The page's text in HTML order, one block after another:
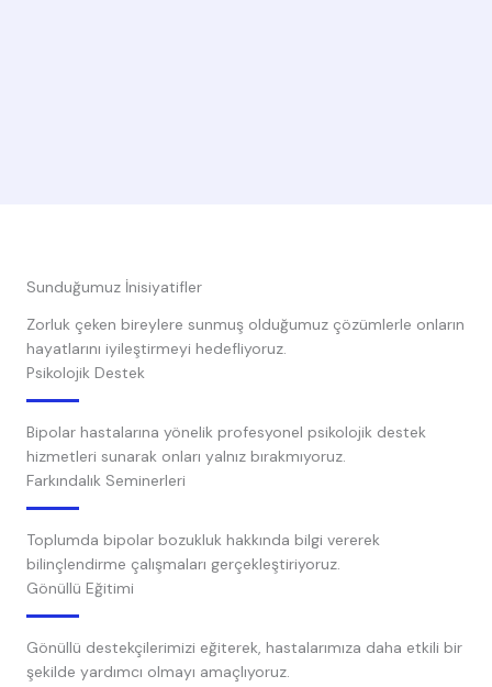
Sunduğumuz İnisiyatifler
Zorluk çeken bireylere sunmuş olduğumuz çözümlerle onların
hayatlarını iyileştirmeyi hedefliyoruz.
Psikolojik Destek
Bipolar hastalarına yönelik profesyonel psikolojik destek
hizmetleri sunarak onları yalnız bırakmıyoruz.
Farkındalık Seminerleri
Toplumda bipolar bozukluk hakkında bilgi vererek
bilinçlendirme çalışmaları gerçekleştiriyoruz.
Gönüllü Eğitimi
Gönüllü destekçilerimizi eğiterek, hastalarımıza daha etkili bir
şekilde yardımcı olmayı amaçlıyoruz.